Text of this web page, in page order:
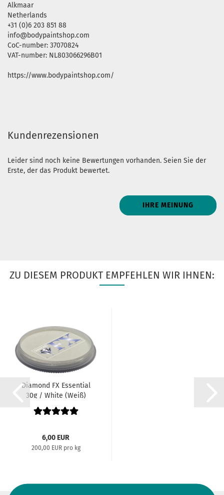
Alkmaar
Netherlands
+31 (0)6 203 851 88
info@bodypaintshop.com
CoC-number: 37070824
VAT-number: NL803066296B01
https://www.bodypaintshop.com/
Kundenrezensionen
Leider sind noch keine Bewertungen vorhanden. Seien Sie der
Erste, der das Produkt bewertet.
IHRE MEINUNG
ZU DIESEM PRODUKT EMPFEHLEN WIR IHNEN:
Diamond FX Essential
30g / White (Weiß)
6,00 EUR
200,00 EUR pro kg